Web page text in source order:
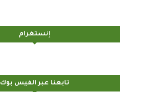
إنستغرام
تابعنا عبر الفيس بوك